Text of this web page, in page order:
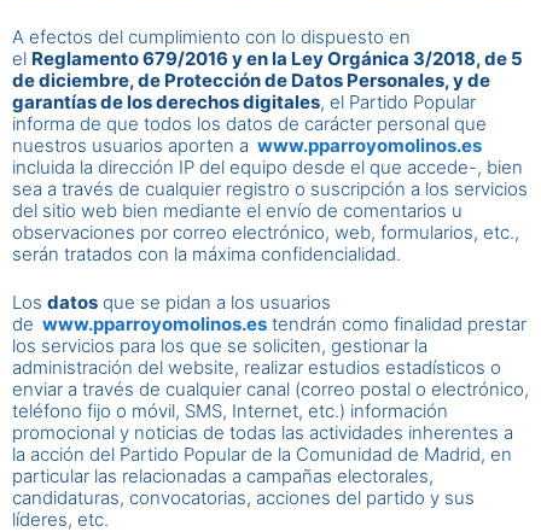
A efectos del cumplimiento con lo dispuesto en
el Reglamento 679/2016 y en la Ley Orgánica 3/2018, de 5
de diciembre, de Protección de Datos Personales, y de
garantías de los derechos digitales, el Partido Popular
informa de que todos los datos de carácter personal que
nuestros usuarios aporten a www.pparroyomolinos.es
incluida la dirección IP del equipo desde el que accede-, bien
sea a través de cualquier registro o suscripción a los servicios
del sitio web bien mediante el envío de comentarios u
observaciones por correo electrónico, web, formularios, etc.,
serán tratados con la máxima confidencialidad.
Los datos que se pidan a los usuarios
de www.pparroyomolinos.es tendrán como finalidad prestar
los servicios para los que se soliciten, gestionar la
administración del website, realizar estudios estadísticos o
enviar a través de cualquier canal (correo postal o electrónico,
teléfono fijo o móvil, SMS, Internet, etc.) información
promocional y noticias de todas las actividades inherentes a
la acción del Partido Popular de la Comunidad de Madrid, en
particular las relacionadas a campañas electorales,
candidaturas, convocatorias, acciones del partido y sus
líderes, etc.